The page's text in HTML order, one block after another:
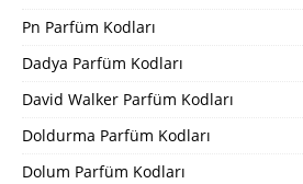
Pn Parfüm Kodları
Dadya Parfüm Kodları
David Walker Parfüm Kodları
Doldurma Parfüm Kodları
Dolum Parfüm Kodları